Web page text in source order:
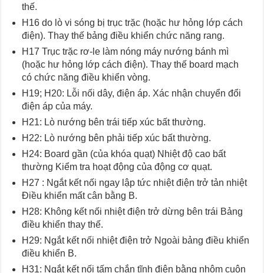
thế.
H16 do lò vi sóng bị trục trặc (hoặc hư hỏng lớp cách
điện). Thay thế bảng điều khiển chức năng rang.
H17 Trục trặc rơ-le làm nóng máy nướng bánh mì
(hoặc hư hỏng lớp cách điện). Thay thế board mạch
có chức năng điều khiển vòng.
H19; H20: Lỗi nối dây, điện áp. Xác nhận chuyển đổi
điện áp của máy.
H21: Lò nướng bên trái tiếp xúc bất thường.
H22: Lò nướng bên phải tiếp xúc bất thường.
H24: Board gần (của khóa quạt) Nhiệt độ cao bất
thường Kiểm tra hoạt động của động cơ quạt.
H27 : Ngắt kết nối ngay lập tức nhiệt điện trở tản nhiệt
Điều khiển mất cân bằng B.
H28: Không kết nối nhiệt điện trở dừng bên trái Bảng
điều khiển thay thế.
H29: Ngắt kết nối nhiệt điện trở Ngoài bảng điều khiển
điều khiển B.
H31: Ngắt kết nối tấm chắn tĩnh điện bằng nhôm cuộn